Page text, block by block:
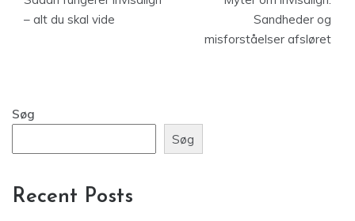
– alt du skal vide
Sandheder og
misforståelser afsløret
Søg
Søg
Recent Posts